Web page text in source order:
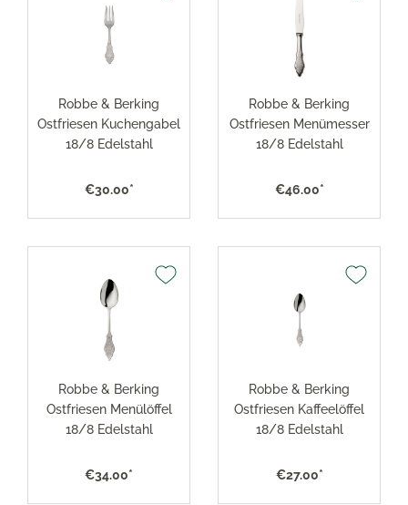
Robbe & Berking
Ostfriesen Kuchengabel
18/8 Edelstahl
€30.00*
Robbe & Berking
Ostfriesen Menümesser
18/8 Edelstahl
€46.00*
Robbe & Berking
Ostfriesen Menülöffel
18/8 Edelstahl
€34.00*
Robbe & Berking
Ostfriesen Kaffeelöffel
18/8 Edelstahl
€27.00*